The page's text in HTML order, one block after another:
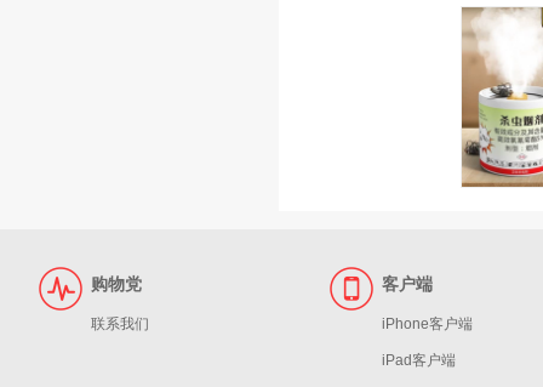
购物党
联系我们
客户端
iPhone客户端
iPad客户端